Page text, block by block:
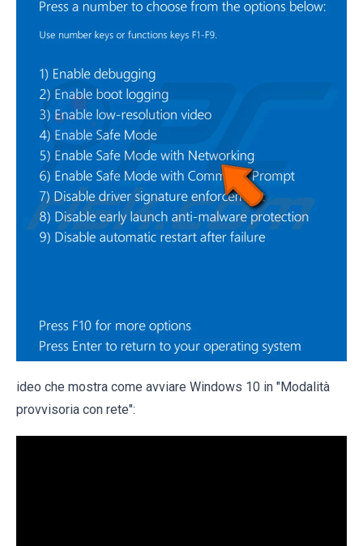
ideo che mostra come avviare Windows 10 in "Modalità
provvisoria con rete":